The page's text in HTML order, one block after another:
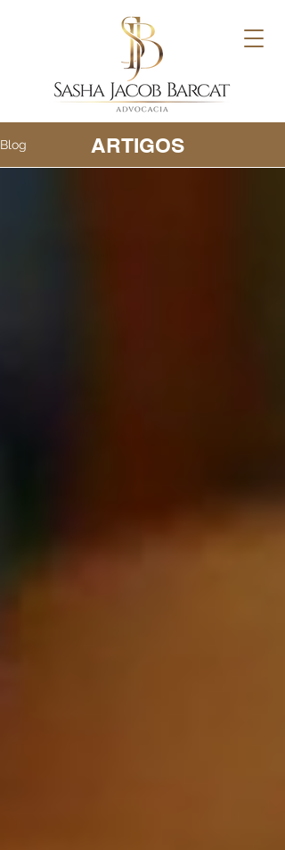
Blog ARTIGOS